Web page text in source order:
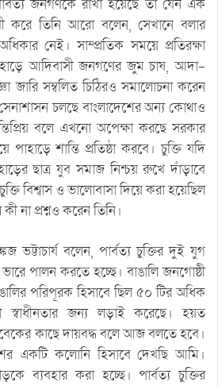
জনগণকে রাখা হয়েছে তা যেন এক
করে তিনি আরো বলেন, সেখানে বলার
নেই। সাম্প্রতিক সময়ে প্রতিরক্ষা
আদিবাসী জনগণের জুম চাষ, আদা-
জারি সম্বলিত চিঠিরও সমালোচনা করেন
চলছে বাংলাদেশের অন্য কোথাও
বলে এখনো অপেক্ষা করছে সরকার
পাহাড়ে শান্তি প্রতিষ্ঠা করবে। চুক্তি যদি
ছাত্র যুব সমাজ নিশ্চয় রুখে দাঁড়াবে
বিশ্বাস ও ভালোবাসা দিয়ে করা হয়েছিল
না প্রশ্নও করেন তিনি।
ভট্টাচার্য বলেন, পার্বত্য চুক্তির দুই যুগ
পালন করতে হচ্ছে। বাঙালি জনগোষ্ঠী
পরিপূরক হিসাবে ছিল ৫০ টির অধিক
স্বাধীনতার জন্য লড়াই করেছে। হয়ত
কাছে দায়বদ্ধ বলে আজ বলতে হবে।
একটি কলোনি হিসাবে দেখছি আমি।
ব্যবহার করা হচ্ছে। পার্বত্য চুক্তির